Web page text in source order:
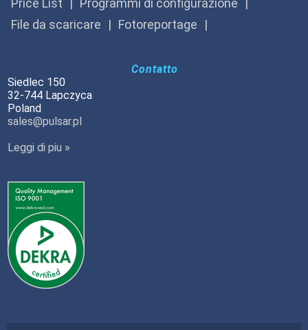
Price List
Programmi di configurazione
File da scaricare
Fotoreportage
Contatto
Siedlec 150
32-744 Lapczyca
Poland
sales@pulsar.pl
Leggi di piu »